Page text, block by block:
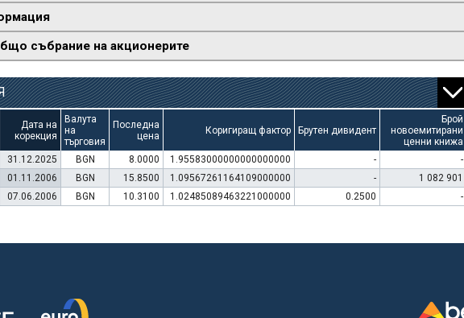
събрание на акционерите
Дата на
корекция
Валута
на
търговия
Последна
цена
Коригиращ фактор Брутен дивидент
Брой
новоемитирани
ценни книжа
31.12.2025 BGN 8.0000 1.95583000000000000000 -
-
01.11.2006 BGN 15.8500 1.09567261164109000000 -
1 082 901
07.06.2006 BGN 10.3100 1.02485089463221000000 0.2500 -